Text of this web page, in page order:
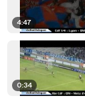
4:47
0:34